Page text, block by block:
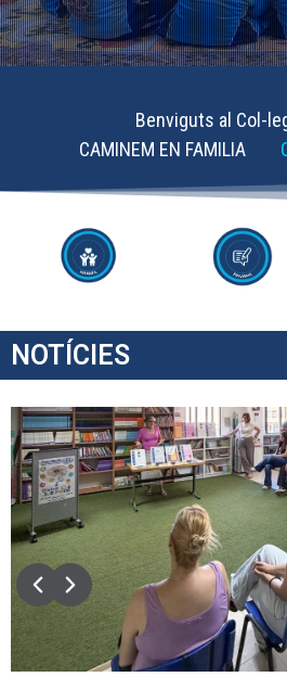
Benviguts al Col-
CAMINEM EN FAMILIA
NOTÍCIES